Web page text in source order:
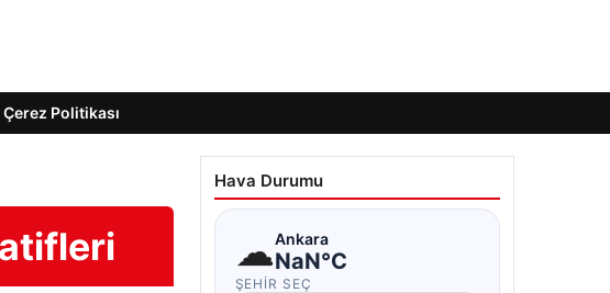
Çerez Politikası
Hava Durumu
☁Ankara
NaN°C
ŞEHIR SEÇ